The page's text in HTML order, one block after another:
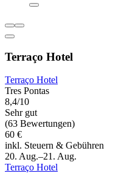
Terraço Hotel
Terraço Hotel
Tres Pontas
8,4/10
Sehr gut
(63 Bewertungen)
60 €
inkl. Steuern & Gebühren
20. Aug.–21. Aug.
Terraço Hotel